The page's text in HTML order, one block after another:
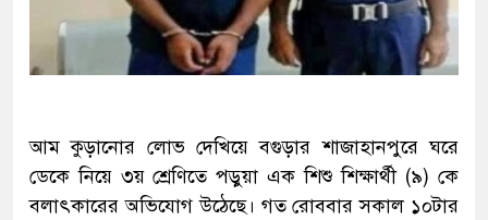
আম কুড়ানোর লোভ দেখিয়ে বগুড়ার শাজাহানপুরে ঘরে
ডেকে নিয়ে ৩য় শ্রেণিতে পড়ুয়া এক শিশু শিক্ষার্থী (৯) কে
বলাৎকারের অভিযোগ উঠেছে। গত রোববার সকাল ১০টার